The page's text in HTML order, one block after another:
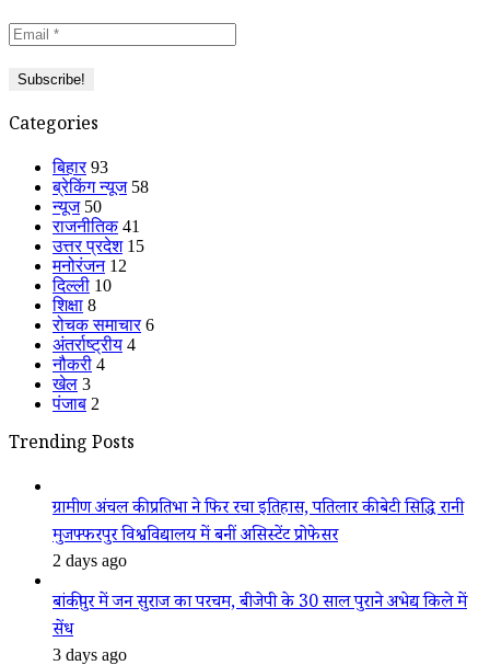
Categories
बिहार 93
ब्रेकिंग न्यूज 58
न्यूज 50
राजनीतिक 41
उत्तर प्रदेश 15
मनोरंजन 12
दिल्ली 10
शिक्षा 8
रोचक समाचार 6
अंतर्राष्ट्रीय 4
नौकरी 4
खेल 3
पंजाब 2
Trending Posts
ग्रामीण अंचल की प्रतिभा ने फिर रचा इतिहास, पतिलार की बेटी सिद्धि रानी
मुजफ्फरपुर विश्वविद्यालय में बनीं असिस्टेंट प्रोफेसर
2 days ago
बांकीपुर में जन सुराज का परचम, बीजेपी के 30 साल पुराने अभेद्य किले में
सेंध
3 days ago